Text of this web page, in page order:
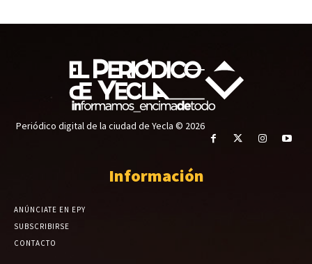
Periódico digital de la ciudad de Yecla © 2026
Información
ANÚNCIATE EN EPY
SUBSCRIBIRSE
CONTACTO